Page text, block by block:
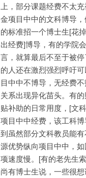
上，部分课题经费不太
金项目中中的文科博导
的标准招一个博士生[花
出经费]博导，有的学院
言，就算最后不至于被
的人还在激烈强烈呼吁
目中中不博导，无经费
关系出现异化苗头。有
贴补助的日常用度，[文
项目中中经费，该工科
到虽然部分文科教员能
源优势纵向项目中中，
项速度慢。[有的老先生
尚有博士生说，一些很